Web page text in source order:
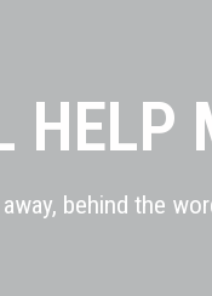
HELP
away, behind the